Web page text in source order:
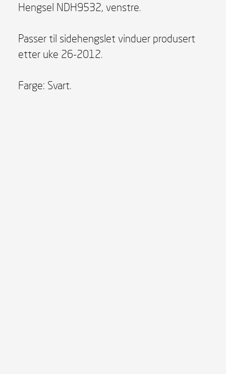
Hengsel NDH9532, venstre.
Passer til sidehengslet vinduer produsert
etter uke 26-2012.
Farge: Svart.